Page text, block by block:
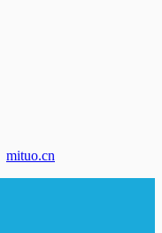
mituo.cn